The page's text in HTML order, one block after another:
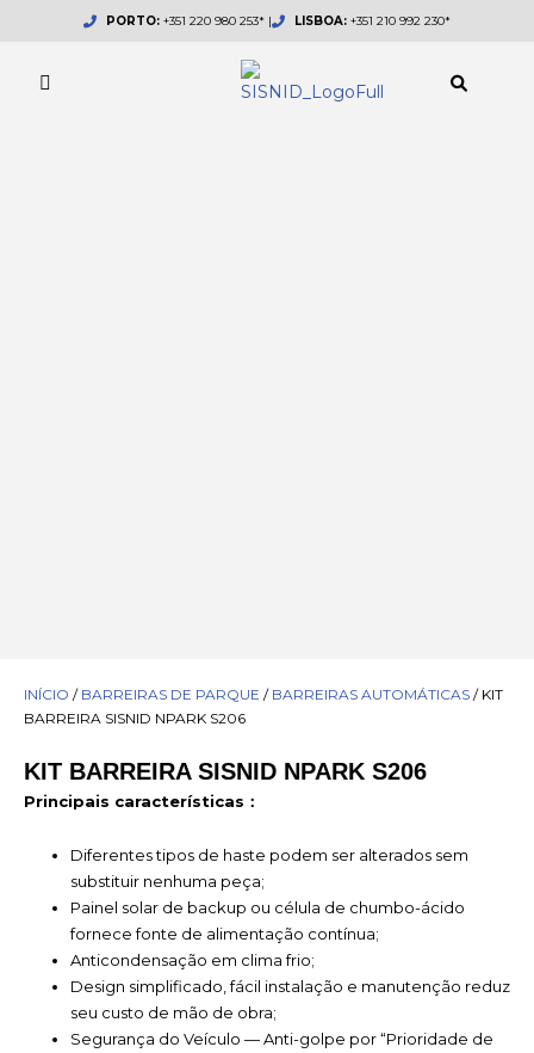
PORTO: +351 220 980 253* | LISBOA:+351 210 992 230*
INÍCIO / BARREIRAS DE PARQUE / BARREIRAS AUTOMÁTICAS / KIT
BARREIRA SISNID NPARK S206
KIT BARREIRA SISNID NPARK S206
Principais características：
Diferentes tipos de haste podem ser alterados sem
substituir nenhuma peça;
Painel solar de backup ou célula de chumbo-ácido
fornece fonte de alimentação contínua;
Anticondensação em clima frio;
Design simplificado, fácil instalação e manutenção reduz
seu custo de mão de obra;
Segurança do Veículo — Anti-golpe por “Prioridade de